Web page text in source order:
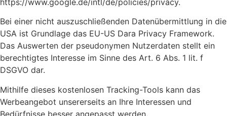
Bei einer nicht auszuschließenden Datenübermittlung in die
USA ist Grundlage das EU-US Dara Privacy Framework.
Das Auswerten der pseudonymen Nutzerdaten stellt ein
berechtigtes Interesse im Sinne des Art. 6 Abs. 1 lit. f
DSGVO dar.
Mithilfe dieses kostenlosen Tracking-Tools kann das
Werbeangebot unsererseits an Ihre Interessen und
Bedürfnisse besser angepasst werden.